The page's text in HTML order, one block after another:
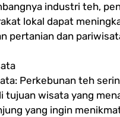
industri teh,
lokal dapat
pertanian dan
Perkebunan teh
tujuan wisata yang
yang ingin